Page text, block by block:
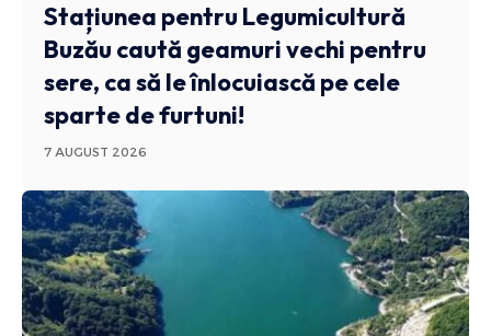
Stațiunea pentru Legumicultură
Buzău caută geamuri vechi pentru
sere, ca să le înlocuiască pe cele
sparte de furtuni!
7 AUGUST 2026